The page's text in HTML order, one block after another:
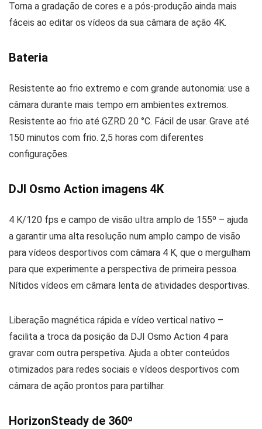
Torna a gradação de cores e a pós-produção ainda mais
fáceis ao editar os vídeos da sua câmara de ação 4K.
Bateria
Resistente ao frio extremo e com grande autonomia: use a
câmara durante mais tempo em ambientes extremos.
Resistente ao frio até GZRD 20 °C. Fácil de usar. Grave até
150 minutos com frio. 2,5 horas com diferentes
configurações.
DJI Osmo Action imagens 4K
4 K/120 fps e campo de visão ultra amplo de 155º – ajuda
a garantir uma alta resolução num amplo campo de visão
para vídeos desportivos com câmara 4 K, que o mergulham
para que experimente a perspectiva de primeira pessoa.
Nítidos vídeos em câmara lenta de atividades desportivas.
Liberação magnética rápida e vídeo vertical nativo –
facilita a troca da posição da DJI Osmo Action 4 para
gravar com outra perspetiva. Ajuda a obter conteúdos
otimizados para redes sociais e vídeos desportivos com
câmara de ação prontos para partilhar.
HorizonSteady de 360º